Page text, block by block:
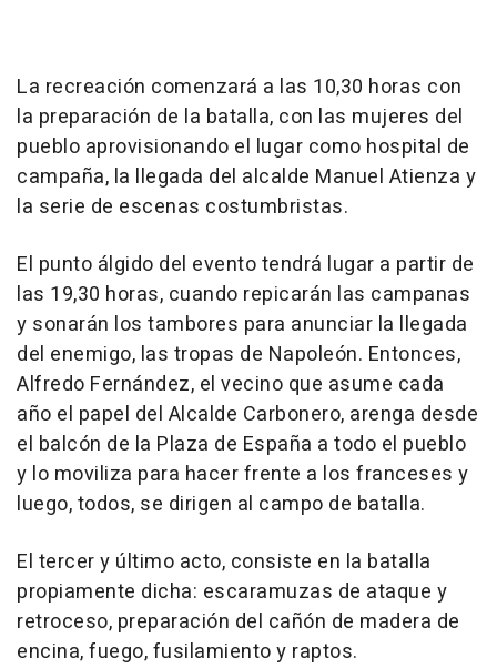
La recreación comenzará a las 10,30 horas con
la preparación de la batalla, con las mujeres del
pueblo aprovisionando el lugar como hospital de
campaña, la llegada del alcalde Manuel Atienza y
la serie de escenas costumbristas.
El punto álgido del evento tendrá lugar a partir de
las 19,30 horas, cuando repicarán las campanas
y sonarán los tambores para anunciar la llegada
del enemigo, las tropas de Napoleón. Entonces,
Alfredo Fernández, el vecino que asume cada
año el papel del Alcalde Carbonero, arenga desde
el balcón de la Plaza de España a todo el pueblo
y lo moviliza para hacer frente a los franceses y
luego, todos, se dirigen al campo de batalla.
El tercer y último acto, consiste en la batalla
propiamente dicha: escaramuzas de ataque y
retroceso, preparación del cañón de madera de
encina, fuego, fusilamiento y raptos.